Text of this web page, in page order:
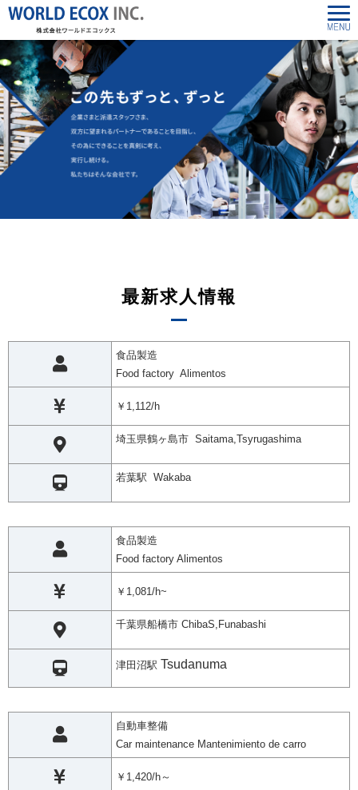
最新求人情報
食品製造
Food factory Alimentos
￥1,112/h
埼玉県鶴ヶ島市 Saitama,Tsyrugashima
若葉駅 Wakaba
食品製造
Food factory Alimentos
￥1,081/h~
千葉県船橋市 ChibaS,Funabashi
津田沼駅 Tsudanuma
自動車整備
Car maintenance Mantenimiento de carro
￥1,420/h～